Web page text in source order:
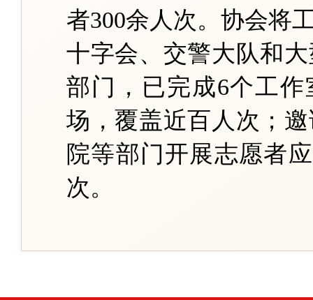
者300余人次。协会将
十字会、交警大队和
部门，已完成6个工
场，覆盖近百人次；
院等部门开展志愿者
次。